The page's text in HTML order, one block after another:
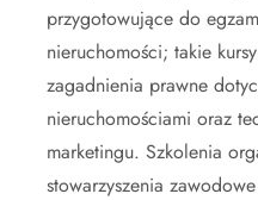
przygotowujące do
nieruchomości; takie
zagadnienia prawne
nieruchomościami oraz
marketingu. Szkolenia
stowarzyszenia